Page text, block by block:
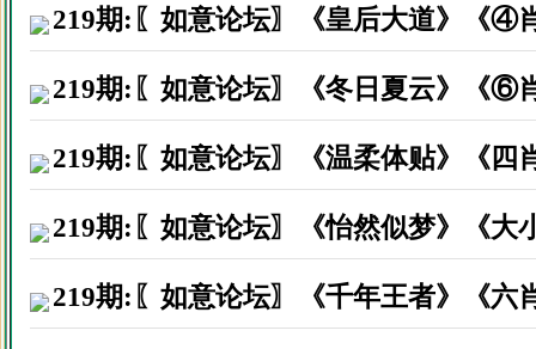
219期:〖如意论坛〗《皇后大道》《④
219期:〖如意论坛〗《冬日夏云》《⑥
219期:〖如意论坛〗《温柔体贴》《四
219期:〖如意论坛〗《怡然似梦》《大
219期:〖如意论坛〗《千年王者》《六